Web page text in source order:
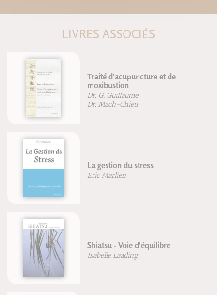
LIVRES ASSOCIÉS
Traité d'acupuncture et de
moxibustion
Dr. G. Guillaume
Dr. Mach-Chieu
La gestion du stress
Eric Marlien
Shiatsu - Voie d'équilibre
Isabelle Laading